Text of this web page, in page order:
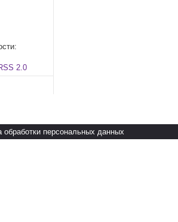
обработки персональных данных